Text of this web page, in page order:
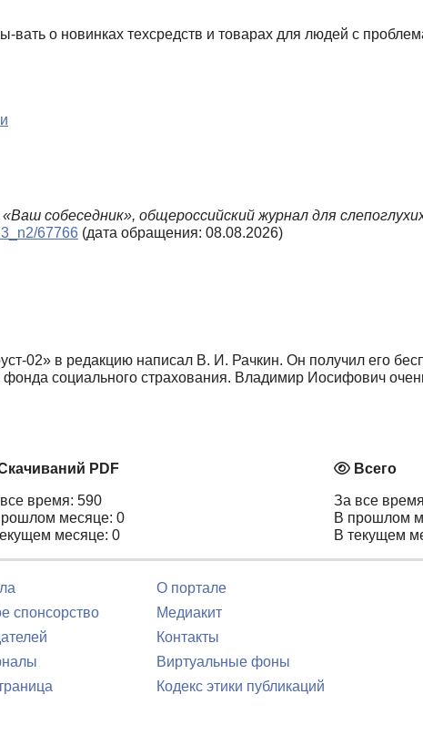
о новинках техсредств и товарах для людей с
«Ваш собеседник», общероссийский журнал для
67766 (дата обращения: 08.08.2026)
02» в редакцию написал В. И. Рачкин. Он получил его
социального страхования. Владимир Иосифович
PDF
время: 590
месяце: 0
месяце: 0
Всего
За все
В прошлом
В текущем
спонсорство
О портале
Медиакит
Контакты
Виртуальные фоны
Кодекс этики публикаций